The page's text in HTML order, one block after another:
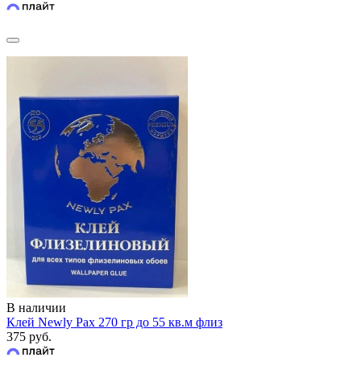
В наличии
Клей Newly Pax 270 гр до 55 кв.м флиз
375 руб.